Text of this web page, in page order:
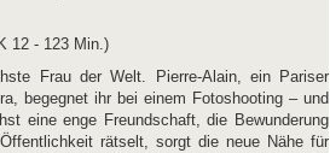
12 - 123 Min.)
Frau der Welt. Pierre-Alain, ein Pariser
begegnet ihr bei einem Fotoshooting – und
eine enge Freundschaft, die Bewunderung
rätselt, sorgt die neue Nähe für